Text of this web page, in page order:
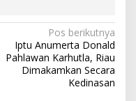
Pos berikutnya
Iptu Anumerta Donald
Pahlawan Karhutla, Riau
Dimakamkan Secara
Kedinasan